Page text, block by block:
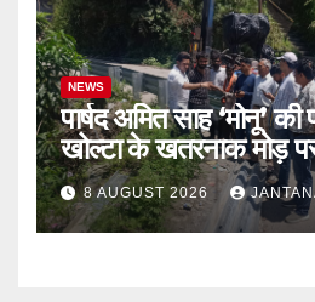
NEWS
पार्षद अमित साह ‘मोनू’
खोल्टा के खतरनाक मोड़
8 AUGUST 2026